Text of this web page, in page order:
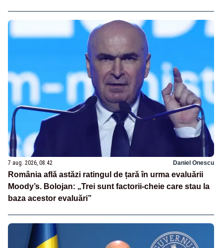
7 aug. 2026, 08:42 Daniel Onescu
România află astăzi ratingul de țară în urma evaluării
Moody’s. Bolojan: „Trei sunt factorii-cheie care stau la
baza acestor evaluări”